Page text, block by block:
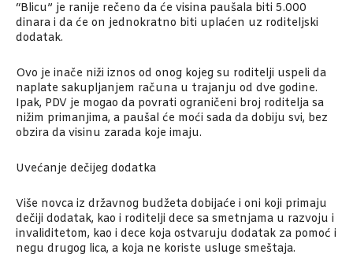
“Blicu” je ranije rečeno da će visina paušala biti 5.000
dinara i da će on jednokratno biti uplaćen uz roditeljski
dodatak.
Ovo je inače niži iznos od onog kojeg su roditelji uspeli da
naplate sakupljanjem računa u trajanju od dve godine.
Ipak, PDV je mogao da povrati ograničeni broj roditelja sa
nižim primanjima, a paušal će moći sada da dobiju svi, bez
obzira da visinu zarada koje imaju.
Uvećanje dečijeg dodatka
Više novca iz državnog budžeta dobijaće i oni koji primaju
dečiji dodatak, kao i roditelji dece sa smetnjama u razvoju i
invaliditetom, kao i dece koja ostvaruju dodatak za pomoć i
negu drugog lica, a koja ne koriste usluge smeštaja.